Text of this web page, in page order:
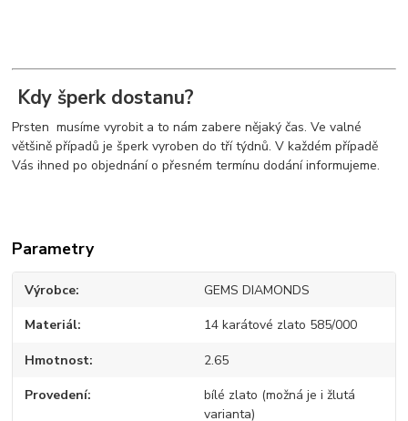
Kdy šperk dostanu?
Prsten musíme vyrobit a to nám zabere nějaký čas. Ve valné
většině případů je šperk vyroben do tří týdnů. V každém případě
Vás ihned po objednání o přesném termínu dodání informujeme.
Parametry
Výrobce GEMS DIAMONDS
Materiál 14 karátové zlato 585/000
Hmotnost 2.65
Provedení
bílé zlato (možná je i žlutá
varianta)